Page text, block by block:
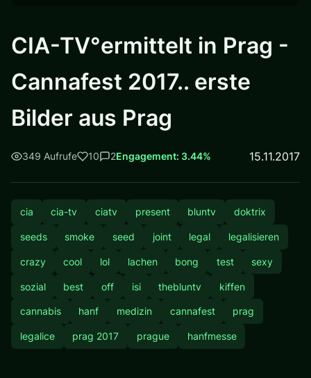
CIA-TV°ermittelt in Prag -
Cannafest 2017.. erste
Bilder aus Prag
349 Aufrufe 10 2Engagement: 3.44% 15.11.2017
cia cia-tv ciatv present bluntv doktrix
seeds smoke seed joint legal legalisieren
crazy cool lol lachen bong test sexy
sozial best off isi thebluntv kiffen
cannabis hanf medizin cannafest prag
legalice prag 2017 prague hanfmesse